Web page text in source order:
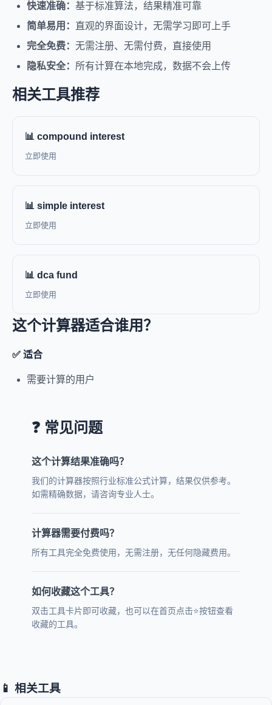
快速准确： 基于标准算法，结果精准可靠
简单易用： 直观的界面设计，无需学习即可上手
完全免费： 无需注册、无需付费，直接使用
隐私安全： 所有计算在本地完成，数据不会上传
相关工具推荐
📊 compound interest
立即使用
📊 simple interest
立即使用
📊 dca fund
立即使用
这个计算器适合谁用？
✅ 适合
需要计算的用户
❓ 常见问题
这个计算结果准确吗？
我们的计算器按照行业标准公式计算，结果仅供参考。
如需精确数据，请咨询专业人士。
计算器需要付费吗？
所有工具完全免费使用，无需注册，无任何隐藏费用。
如何收藏这个工具？
双击工具卡片即可收藏，也可以在首页点击⭐按钮查看
收藏的工具。
📱 相关工具